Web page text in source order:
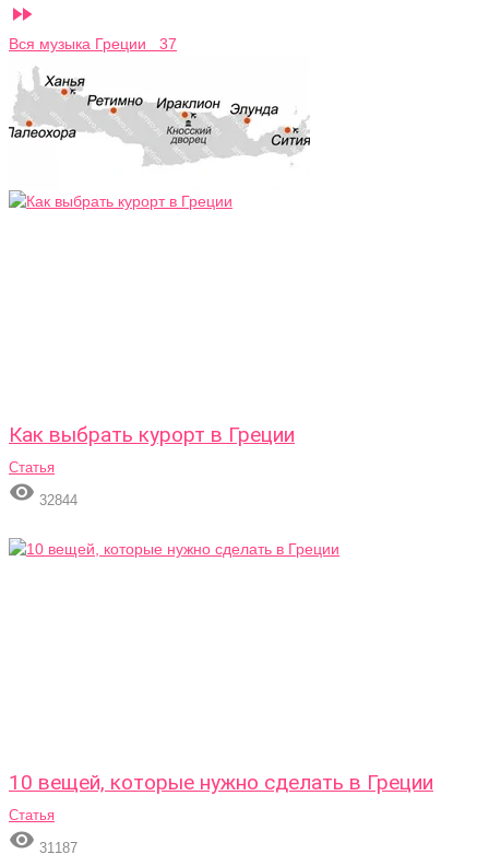

Вся музыка Греции 37
Как выбрать курорт в Греции
Статья
 32844
10 вещей, которые нужно сделать в Греции
Статья
 31187